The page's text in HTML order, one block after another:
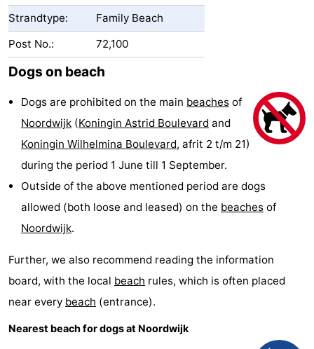
(and
breakfasts)
Campsites
Cottages
-
De
Gouden
Spar
De
Noordduinen
Duinresort
Dunimar
Noordwijkse
Duinen
Parc
du
Soleil
Hotels
Lastminutes
Beach
See
Strandtype:
Family Beach
Post No.:
72,100
Dogs on beach
Dogs are prohibited on the main beaches of
Noordwijk (Koningin Astrid Boulevard and
Koningin Wilhelmina Boulevard, afrit 2 t/m 21)
during the period 1 June till 1 September.
Outside of the above mentioned period are dogs
allowed (both loose and leased) on the beaches of
Noordwijk.
Further, we also recommend reading the information
board, with the local beach rules, which is often placed
near every beach (entrance).
Nearest beach for dogs at Noordwijk